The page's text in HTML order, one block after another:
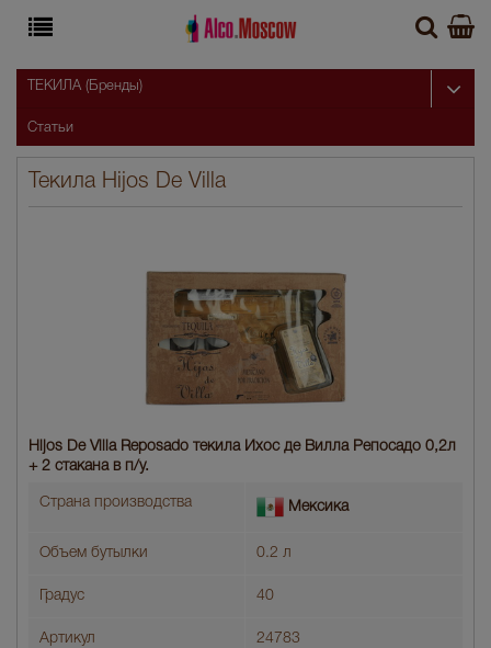
Текила Hijos De Villa
Hijos De Villa Reposado текила Ихос де Вилла Репосадо 0,2л
+ 2 стакана в п/у.
Страна производства Мексика
Объем бутылки 0.2 л
Градус 40
Артикул 24783
ТЕКИЛА (Бренды)
Статьи